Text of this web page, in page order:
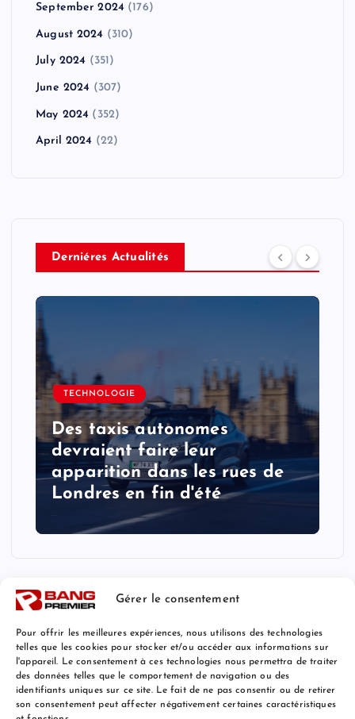
Gérer le consentement
Pour offrir les meilleures expériences, nous utilisons des technologies
telles que les cookies pour stocker et/ou accéder aux informations sur
l'appareil. Le consentement à ces technologies nous permettra de traiter
des données telles que le comportement de navigation ou des
identifiants uniques sur ce site. Le fait de ne pas consentir ou de retirer
son consentement peut affecter négativement certaines caractéristiques
September 2024 (176)
August 2024 (310)
July 2024 (351)
June 2024 (307)
May 2024 (352)
April 2024 (22)
Derniéres Actualités
TECHNOLOGIE
Des taxis autonomes
devraient faire leur
apparition dans les rues de
Londres en fin d'été
Mentions Légales